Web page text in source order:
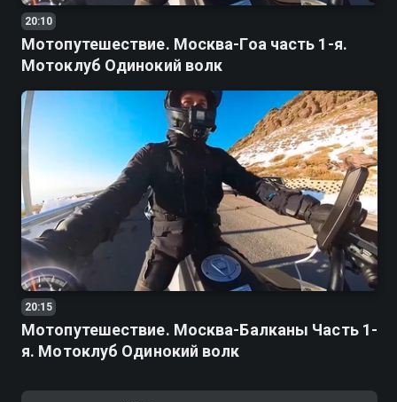
20:10
Мотопутешествие. Москва-Гоа часть 1-я.
Мотоклуб Одинокий волк
20:15
Мотопутешествие. Москва-Балканы Часть 1-
я. Мотоклуб Одинокий волк